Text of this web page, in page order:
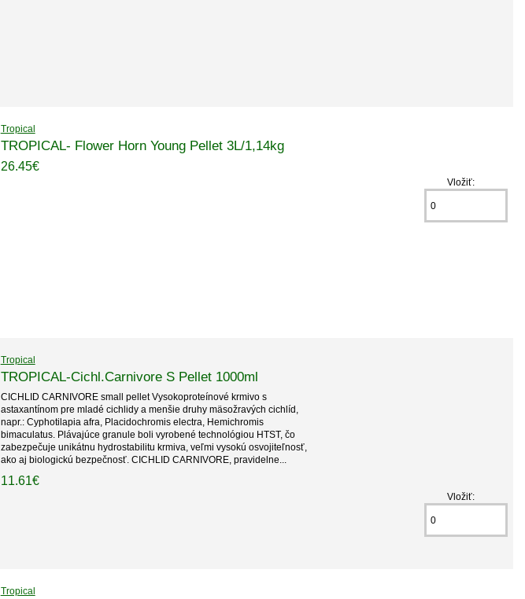
Tropical
TROPICAL- Flower Horn Young Pellet 3L/1,14kg
26.45€
Vložiť:
Tropical
TROPICAL-Cichl.Carnivore S Pellet 1000ml
CICHLID CARNIVORE small pellet Vysokoproteínové krmivo s
astaxantínom pre mladé cichlidy a menšie druhy mäsožravých cichlíd,
napr.: Cyphotilapia afra, Placidochromis electra, Hemichromis
bimaculatus. Plávajúce granule boli vyrobené technológiou HTST, čo
zabezpečuje unikátnu hydrostabilitu krmiva, veľmi vysokú osvojiteľnosť,
ako aj biologickú bezpečnosť. CICHLID CARNIVORE, pravidelne...
11.61€
Vložiť:
Tropical